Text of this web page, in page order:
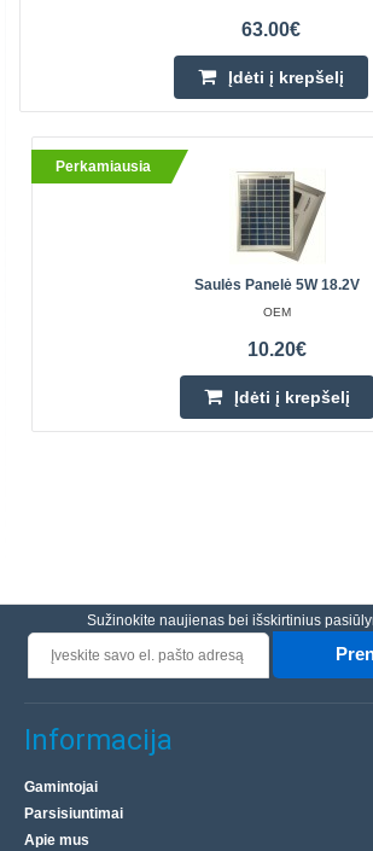
63.00€
Įdėti į krepšelį
Perkamiausia
Saulės Panelė 5W 18.2V
OEM
10.20€
Įdėti į krepšelį
Sužinokite naujienas bei išskirtinius
Informacija
Gamintojai
Parsisiuntimai
Apie mus